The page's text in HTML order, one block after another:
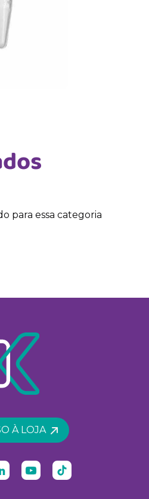
para essa categoria
À LOJA